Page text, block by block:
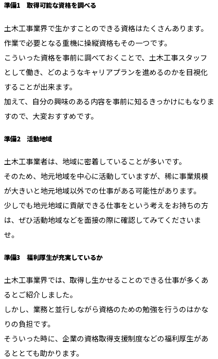
準備1 取得可能な資格を調べる
土木工事業界で生かすことのできる資格はたくさんあります。
作業で必要となる重機に操縦資格もその一つです。
こういった資格を事前に調べておくことで、土木工事スタッフ
として働き、どのようなキャリアプランを進めるのかを目視化
することが出来ます。
加えて、自分の興味のある内容を事前に知るきっかけにもなりま
すので、大変おすすめです。
準備2 活動地域
土木工事業者は、地域に密着していることが多いです。
そのため、地元地域を中心に活動していますが、稀に事業規模
が大きいと地元地域以外での仕事がある可能性があります。
少しでも地元地域に貢献できる仕事をという考えをお持ちの方
は、ぜひ活動地域などを面接の際に確認してみてくださいま
せ。
準備3 福利厚生が充実しているか
土木工事業界では、取得し生かせることのできる仕事が多くあ
るとご紹介しました。
しかし、業務と並行しながら資格のための勉強を行うのはかな
りの負担です。
そういった時に、企業の資格取得支援制度などの福利厚生があ
るととても助かります。